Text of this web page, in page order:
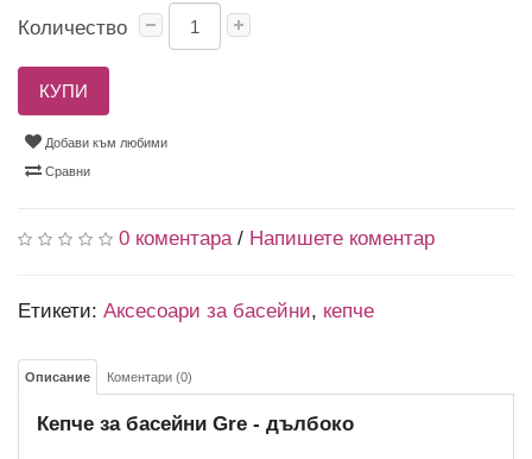
Количество
КУПИ
Добави към любими
Сравни
0 коментара/ Напишете коментар
Етикети: Аксесоари за басейни, кепче
Описание Коментари (0)
Кепче за басейни Gre - дълбоко